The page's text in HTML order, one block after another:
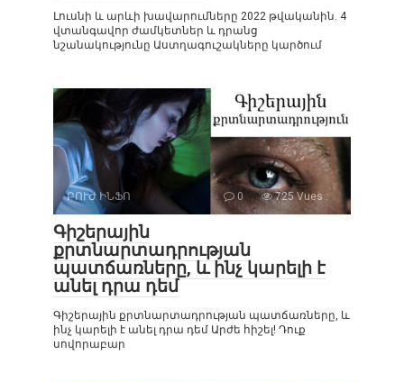
Լուսնի և արևի խավարումները 2022 թվականին. 4
վտանգավոր ժամկետներ և դրանց
նշանակությունը Աստղագուշակները կարծում
ԲՈՒԺ ԻՆՖՈ 0 725 Vues :
Գիշերային
քրտնարտադրության
պատճառները, և ինչ կարելի է
անել դրա դեմ
Գիշերային քրտնարտադրության պատճառները, և
ինչ կարելի է անել դրա դեմ Արժե հիշել! Դուք
սովորաբար